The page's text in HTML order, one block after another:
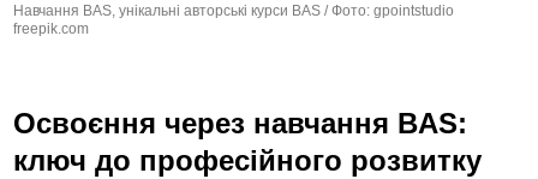
Навчання BAS, унікальні авторські курси BAS / Фото: gpointstudio
freepik.com
Освоєння через навчання BAS:
ключ до професійного розвитку